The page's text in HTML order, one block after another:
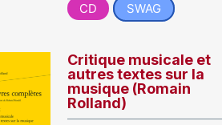
CD
SWAG
Critique musicale et
autres textes sur la
musique (Romain
Rolland)